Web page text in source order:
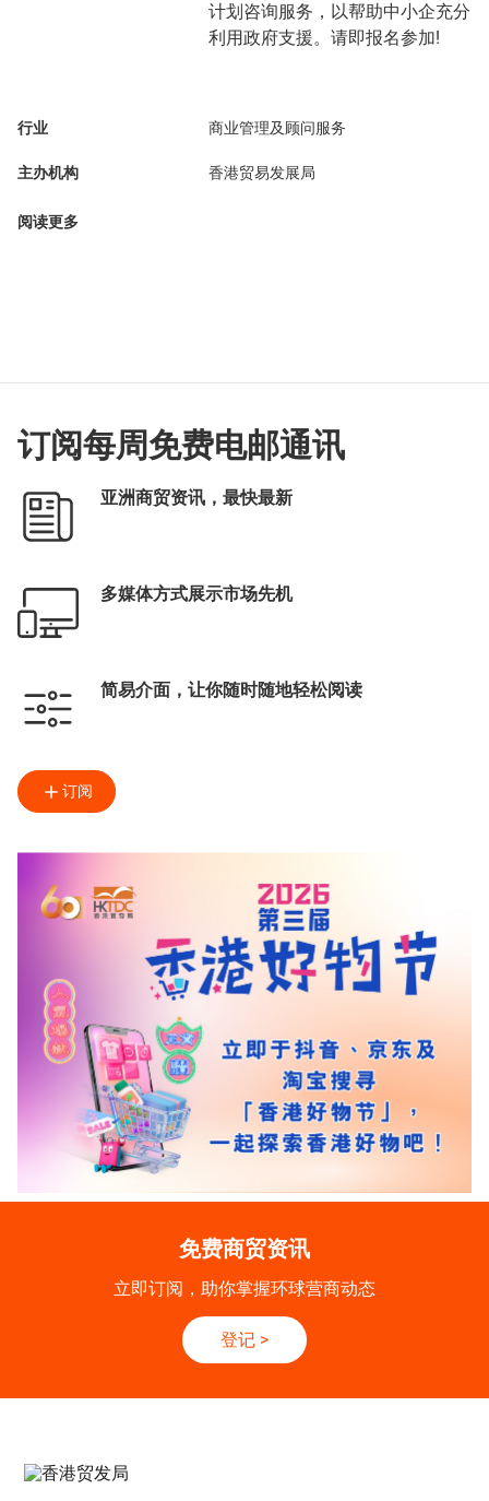
计划咨询服务，以帮助中小企充分
利用政府支援。请即报名参加!
行业 商业管理及顾问服务
主办机构 香港贸易发展局
阅读更多
订阅每周免费电邮通讯
亚洲商贸资讯，最快最新
多媒体方式展示市场先机
简易介面，让你随时随地轻松阅读
订阅
免费商贸资讯
立即订阅，助你掌握环球营商动态
登记 >